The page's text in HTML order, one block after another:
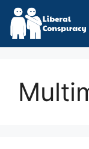
Skip
content